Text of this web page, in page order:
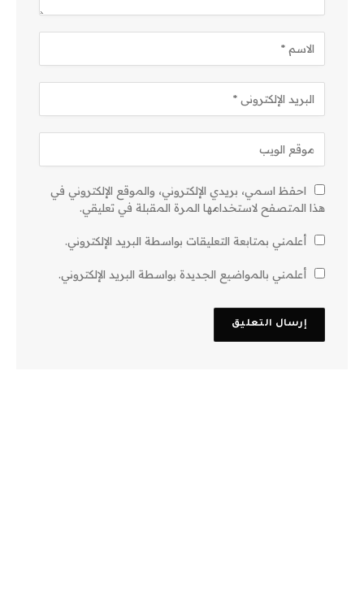
احفظ اسمي، بريدي الإلكتروني، والموقع الإلكتروني في
هذا المتصفح لاستخدامها المرة المقبلة في تعليقي.
أعلمني بمتابعة التعليقات بواسطة البريد الإلكتروني.
أعلمني بالمواضيع الجديدة بواسطة البريد الإلكتروني.